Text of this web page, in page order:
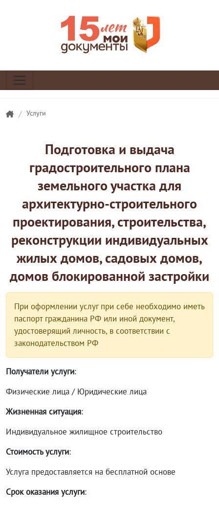
/ Услуги
Подготовка и выдача
градостроительного плана
земельного участка для
архитектурно-строительного
проектирования, строительства,
реконструкции индивидуальных
жилых домов, садовых домов,
домов блокированной застройки
При оформлении услуг при себе необходимо иметь
паспорт гражданина РФ или иной документ,
удостоверящий личность, в соответствии с
законодательством РФ
Получатели услуги:
Физические лица / Юридические лица
Жизненная ситуация:
Индивидуальное жилищное строительство
Стоимость услуги:
Услуга предоставляется на бесплатной основе
Срок оказания услуги: